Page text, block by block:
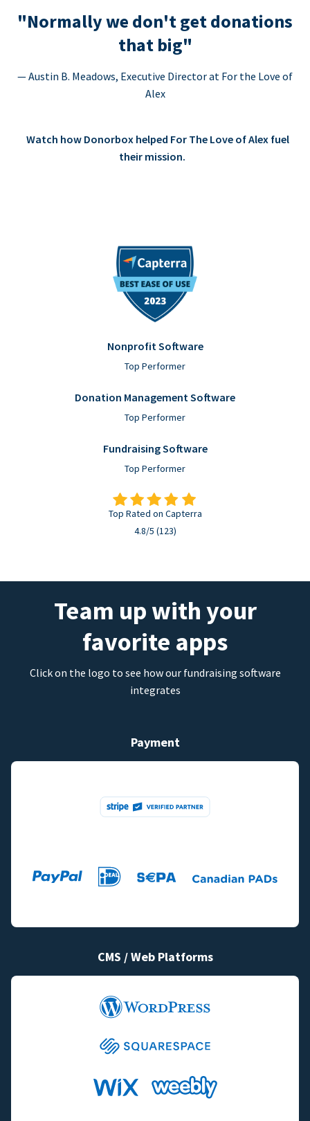
"Normally we don't get donations
that big"
— Austin B. Meadows, Executive Director at For the Love of
Alex
Watch how Donorbox helped For The Love of Alex fuel
their mission.
Nonprofit Software
Top Performer
Donation Management Software
Top Performer
Fundraising Software
Top Performer
Top Rated on Capterra
4.8/5 (123)
Team up with your
favorite apps
Click on the logo to see how our fundraising software
integrates
Payment
CMS / Web Platforms